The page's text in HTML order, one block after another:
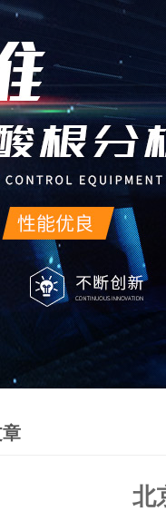
北